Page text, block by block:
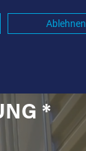
*
Ablehnen